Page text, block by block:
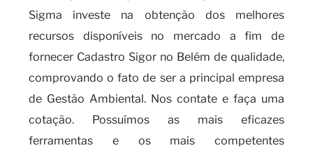
Sigma investe na obtenção dos melhores
recursos disponíveis no mercado a fim de
fornecer Cadastro Sigor no Belém de qualidade,
comprovando o fato de ser a principal empresa
de Gestão Ambiental. Nos contate e faça uma
cotação. Possuímos as mais eficazes
ferramentas e os mais competentes